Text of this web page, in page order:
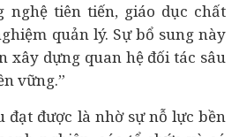
nghệ tiên tiến, giáo dục chất
quản lý. Sự bổ sung này
xây dựng quan hệ đối tác sâu
vững.”
đạt được là nhờ sự nỗ lực bền